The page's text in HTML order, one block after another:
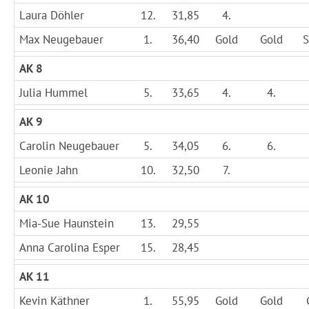
Laura Döhler
12. 31,85
4.
Max Neugebauer
1. 36,40 Gold Gold
AK 8
Julia Hummel
5. 33,65 4.
4.
AK 9
Carolin Neugebauer
5. 34,05 6.
6.
Leonie Jahn
10. 32,50
7.
AK 10
Mia-Sue Haunstein
13.
29,55
Anna Carolina Esper
15.
28,45
AK 11
Kevin Käthner
1. 55,95 Gold Gold